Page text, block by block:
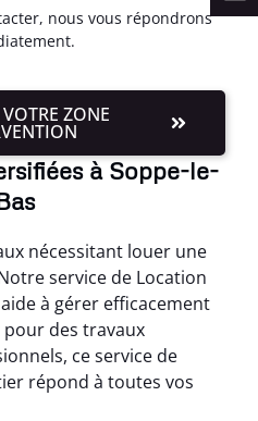
nous vous répondrons
ZONE
à Soppe-le-
nécessitant louer une
service de Location
à gérer efficacement
pour des travaux
ce service de
répond à toutes vos